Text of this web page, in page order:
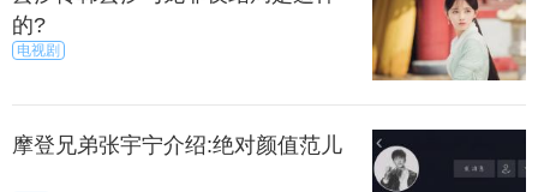
的?
电视剧
摩登兄弟张宇宁介绍:绝对颜值范儿